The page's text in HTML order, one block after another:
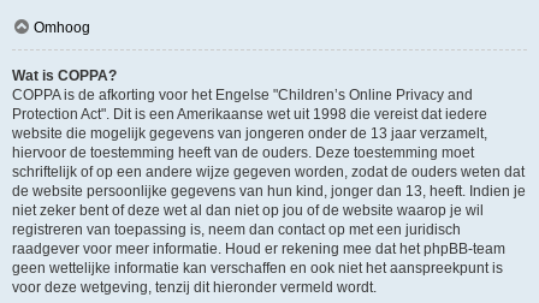
Omhoog
Wat is COPPA?
COPPA is de afkorting voor het Engelse "Children’s Online Privacy and
Protection Act". Dit is een Amerikaanse wet uit 1998 die vereist dat iedere
website die mogelijk gegevens van jongeren onder de 13 jaar verzamelt,
hiervoor de toestemming heeft van de ouders. Deze toestemming moet
schriftelijk of op een andere wijze gegeven worden, zodat de ouders weten dat
de website persoonlijke gegevens van hun kind, jonger dan 13, heeft. Indien je
niet zeker bent of deze wet al dan niet op jou of de website waarop je wil
registreren van toepassing is, neem dan contact op met een juridisch
raadgever voor meer informatie. Houd er rekening mee dat het phpBB-team
geen wettelijke informatie kan verschaffen en ook niet het aanspreekpunt is
voor deze wetgeving, tenzij dit hieronder vermeld wordt.